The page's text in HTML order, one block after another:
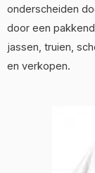
onderscheiden
door een
jassen, truien,
en verkopen.